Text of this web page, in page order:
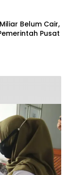
Belum Cair,
Pusat